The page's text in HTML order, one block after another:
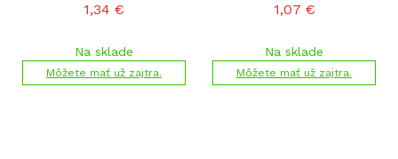
1,34 €
Na sklade
Môžete mať už zajtra.
1,07 €
Na sklade
Môžete mať už zajtra.